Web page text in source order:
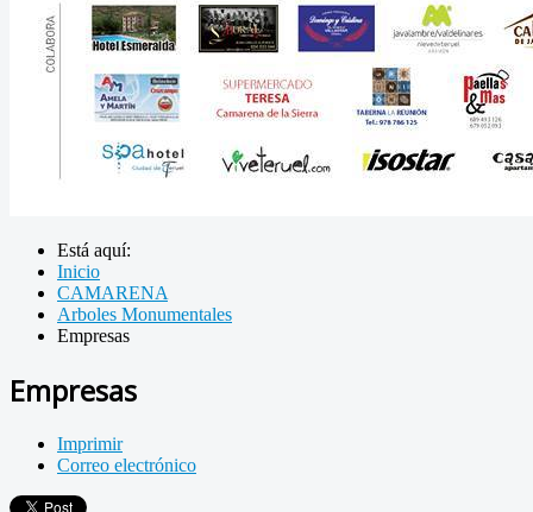
Está aquí:
Inicio
CAMARENA
Arboles Monumentales
Empresas
Empresas
Imprimir
Correo electrónico